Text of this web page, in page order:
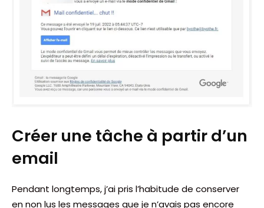
Créer une tâche à partir d’un
email
Pendant longtemps, j’ai pris l’habitude de conserver
en non lus les messages que je n’avais pas encore